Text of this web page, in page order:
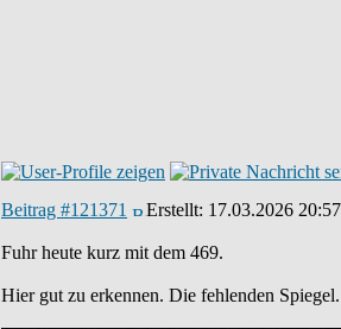
Beitrag #121371 Erstellt: 17.03.2026 20:57
Fuhr heute kurz mit dem 469.
Hier gut zu erkennen. Die fehlenden